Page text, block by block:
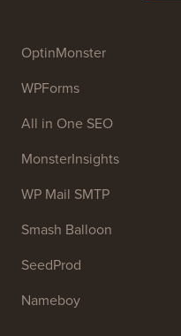
OptinMonster
WPForms
All in One SEO
MonsterInsights
WP Mail SMTP
Smash Balloon
SeedProd
Nameboy